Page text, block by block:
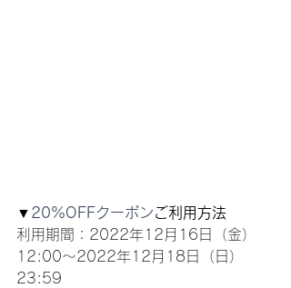
▼ 20%OFFクーポンご利用方法
利用期間：2022年12月16日（金）
12:00〜2022年12月18日（日）
23:59